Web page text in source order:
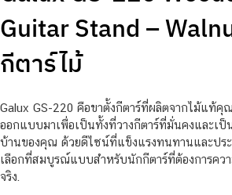
Guitar Stand –
กีตาร์ไม้
Galux GS-220 คือขาตั้งกีตาร์ที่ผลิตจากไม้แท้
ออกแบบมาเพื่อเป็นทั้งที่วางกีตาร์ที่มั่นคงและเป็
บ้านของคุณ ด้วยดีไซน์ที่แข็งแรงทนทานและปร
เลือกที่สมบูรณ์แบบสำหรับนักกีตาร์ที่ต้องการคว
จริง.